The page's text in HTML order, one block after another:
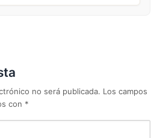
no será publicada. Los campos
con *